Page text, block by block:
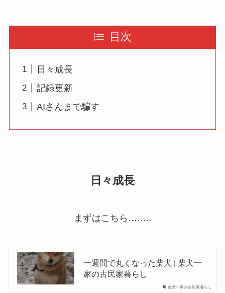
目次
日々成長
記録更新
AIさんまで騙す
日々成長
まずはこちら……..
柴犬一家の古民家暮らし
一週間で丸くなった柴犬 | 柴犬一
家の古民家暮らし